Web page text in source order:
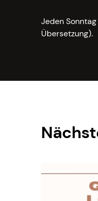
Jeden
Übersetzung).